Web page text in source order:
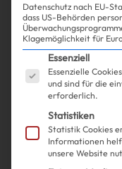
Diesen
auftragen
gehen
Datenschutz nach EU-
dass US-Behörden
Klagemöglichkeit für
Es folgt eine
Essenziell
Essenzielle
und sind für die
erforderlich.
Statistiken
Statistik Cookies
Informationen
unsere Website